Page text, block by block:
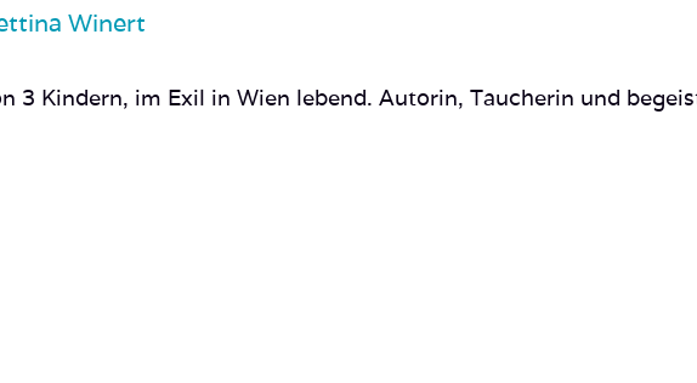
Winert
3 Kindern, im Exil in Wien lebend. Autorin, Taucherin und